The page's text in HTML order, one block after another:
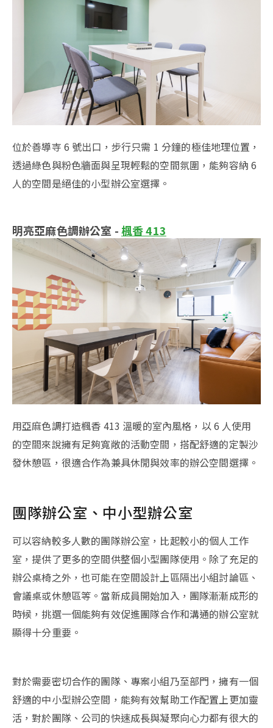
位於善導寺 6 號出口，步行只需 1 分鐘的極佳地理位置，
透過綠色與粉色牆面與呈現輕鬆的空間氛圍，能夠容納 6
人的空間是絕佳的小型辦公室選擇。
明亮亞麻色調辦公室 -楓香 413
用亞麻色調打造楓香 413 溫暖的室內風格，以 6 人使用
的空間來說擁有足夠寬敞的活動空間，搭配舒適的定製沙
發休憩區，很適合作為兼具休閒與效率的辦公空間選擇。
團隊辦公室、中小型辦公室
可以容納較多人數的團隊辦公室，比起較小的個人工作
室，提供了更多的空間供整個小型團隊使用。除了充足的
辦公桌椅之外，也可能在空間設計上區隔出小組討論區、
會議桌或休憩區等。當新成員開始加入，團隊漸漸成形的
時候，挑選一個能夠有效促進團隊合作和溝通的辦公室就
顯得十分重要。
對於需要密切合作的團隊、專案小組乃至部門，擁有一個
舒適的中小型辦公空間，能夠有效幫助工作配置上更加靈
活，對於團隊、公司的快速成長與凝聚向心力都有很大的